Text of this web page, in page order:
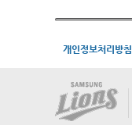
개인정보처리방침